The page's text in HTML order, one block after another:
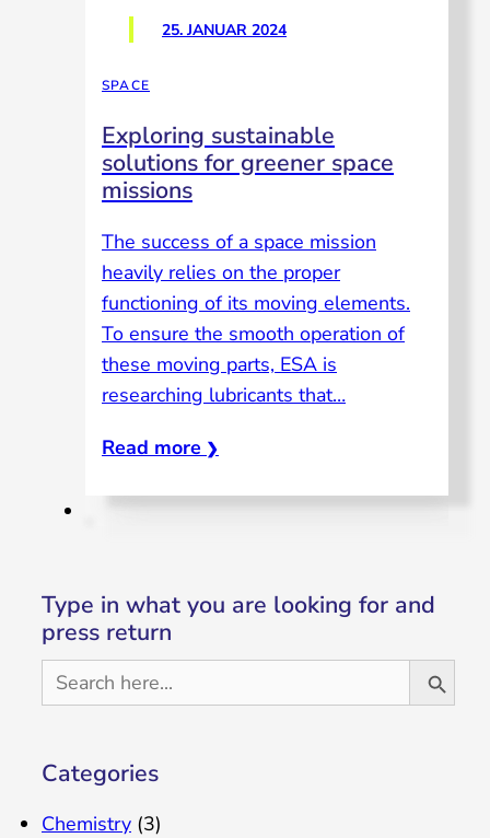
25. JANUAR 2024
SPACE
Exploring sustainable
solutions for greener space
missions
The success of a space mission
heavily relies on the proper
functioning of its moving elements.
To ensure the smooth operation of
these moving parts, ESA is
researching lubricants that…
Read more ❯
Type in what you are looking for and
press return
Search
for:
Search Button
Categories
Chemistry (3)